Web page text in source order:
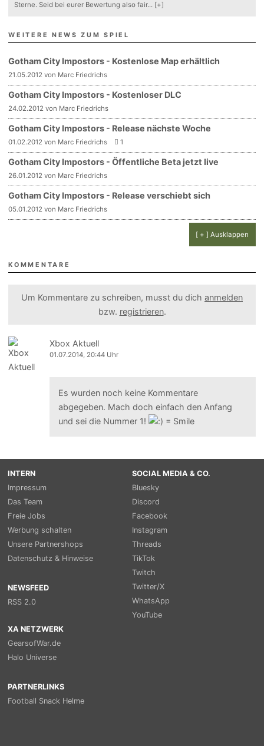
Sterne. Seid bei eurer Bewertung also fair... [+]
WEITERE NEWS ZUM SPIEL
Gotham City Impostors - Kostenlose Map erhältlich
21.05.2012 von Marc Friedrichs
Gotham City Impostors - Kostenloser DLC
24.02.2012 von Marc Friedrichs
Gotham City Impostors - Release nächste Woche
01.02.2012 von Marc Friedrichs 1
Gotham City Impostors - Öffentliche Beta jetzt live
26.01.2012 von Marc Friedrichs
Gotham City Impostors - Release verschiebt sich
05.01.2012 von Marc Friedrichs
[ + ] Ausklappen
KOMMENTARE
Um Kommentare zu schreiben, musst du dich anmelden
bzw. registrieren.
Xbox Aktuell
01.07.2014, 20:44 Uhr
Es wurden noch keine Kommentare
abgegeben. Mach doch einfach den Anfang
und sei die Nummer 1!
INTERN
Impressum
Das Team
Freie Jobs
Werbung schalten
Unsere Partnershops
Datenschutz & Hinweise
NEWSFEED
RSS 2.0
SOCIAL MEDIA & CO.
Bluesky
Discord
Facebook
Instagram
Threads
TikTok
Twitch
Twitter/X
WhatsApp
YouTube
XA NETZWERK
GearsofWar.de
Halo Universe
PARTNERLINKS
Football Snack Helme